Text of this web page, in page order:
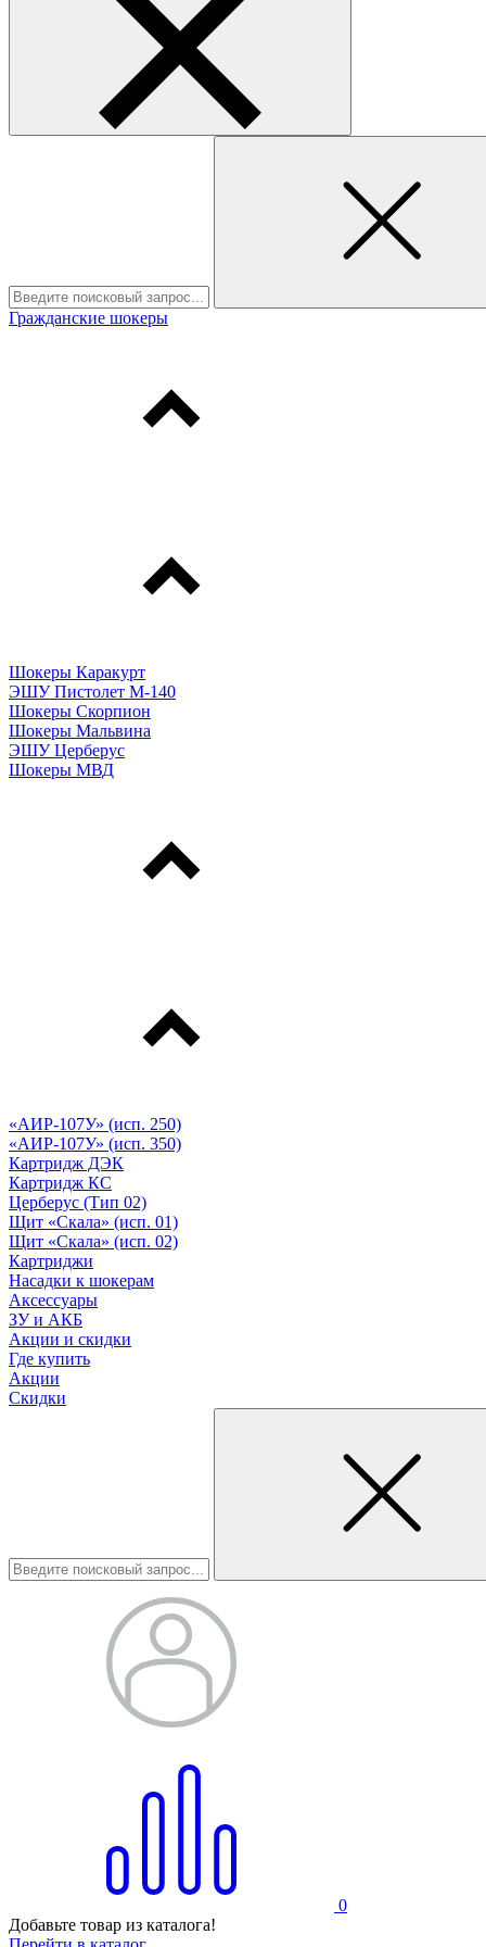
Гражданские шокеры
Шокеры Каракурт
ЭШУ Пистолет М-140
Шокеры Скорпион
Шокеры Мальвина
ЭШУ Церберус
Шокеры МВД
«АИР-107У» (исп. 250)
«АИР-107У» (исп. 350)
Картридж ДЭК
Картридж КС
Церберус (Тип 02)
Щит «Скала» (исп. 01)
Щит «Скала» (исп. 02)
Картриджи
Насадки к шокерам
Аксессуары
ЗУ и АКБ
Акции и скидки
Где купить
Акции
Скидки
0
Добавьте товар из каталога!